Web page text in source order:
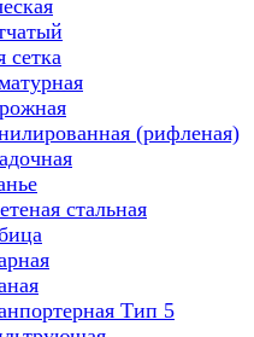
сетка
(рифленая)
стальная
Тип 5